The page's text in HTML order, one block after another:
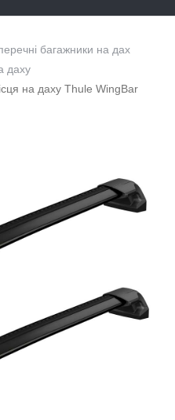
багажники на дах
даху
на даху Thule WingBar